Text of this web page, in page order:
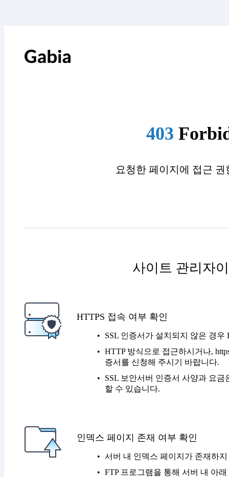
403
요청한 페이지에 접근
사이트 관리자
HTTPS 접속 여부 확인
SSL 인증서가 설치되지 않은 경
HTTP 방식으로 접근하시거나,
증서를 신청해 주시기 바랍니다.
SSL 보안서버 인증서 사양과 요금
할 수 있습니다.
인덱스 페이지 존재 여부 확인
서버 내 인덱스 페이지가 존재하
FTP 프로그램을 통해 서버 내 아